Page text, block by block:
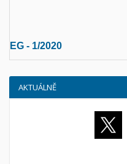
EG - 1/2020
AKTUÁLNĚ